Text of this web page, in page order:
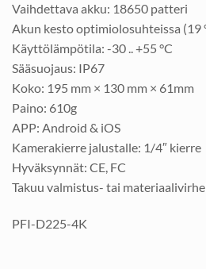
Vaihdettava akku: 18650 patteri
Akun kesto optimiolosuhteissa (19
Käyttölämpötila: -30 .. +55 °C
Sääsuojaus: IP67
Koko: 195 mm × 130 mm × 61mm
Paino: 610g
APP: Android & iOS
Kamerakierre jalustalle: 1/4″ kierre
Hyväksynnät: CE, FC
Takuu valmistus- tai
PFI-D225-4K